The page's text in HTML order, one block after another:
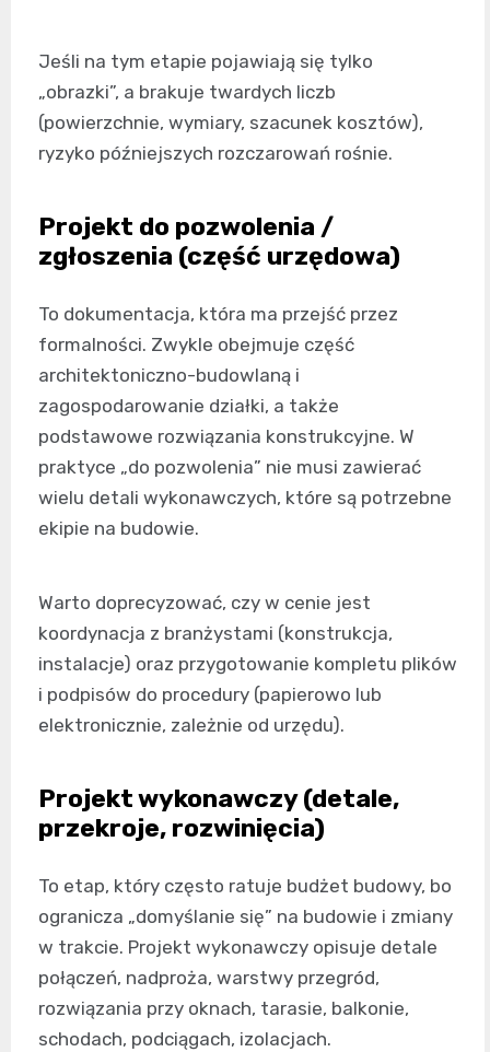
Jeśli na tym etapie pojawiają się tylko
„obrazki”, a brakuje twardych liczb
(powierzchnie, wymiary, szacunek kosztów),
ryzyko późniejszych rozczarowań rośnie.
Projekt do pozwolenia /
zgłoszenia (część urzędowa)
To dokumentacja, która ma przejść przez
formalności. Zwykle obejmuje część
architektoniczno-budowlaną i
zagospodarowanie działki, a także
podstawowe rozwiązania konstrukcyjne. W
praktyce „do pozwolenia” nie musi zawierać
wielu detali wykonawczych, które są potrzebne
ekipie na budowie.
Warto doprecyzować, czy w cenie jest
koordynacja z branżystami (konstrukcja,
instalacje) oraz przygotowanie kompletu plików
i podpisów do procedury (papierowo lub
elektronicznie, zależnie od urzędu).
Projekt wykonawczy (detale,
przekroje, rozwinięcia)
To etap, który często ratuje budżet budowy, bo
ogranicza „domyślanie się” na budowie i zmiany
w trakcie. Projekt wykonawczy opisuje detale
połączeń, nadproża, warstwy przegród,
rozwiązania przy oknach, tarasie, balkonie,
schodach, podciągach, izolacjach.